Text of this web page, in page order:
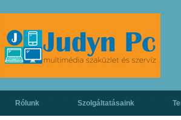
Rólunk Szolgáltatásaink